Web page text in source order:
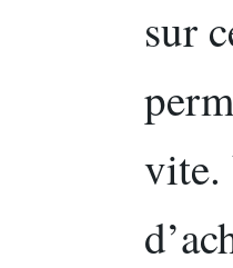
sur
vite.